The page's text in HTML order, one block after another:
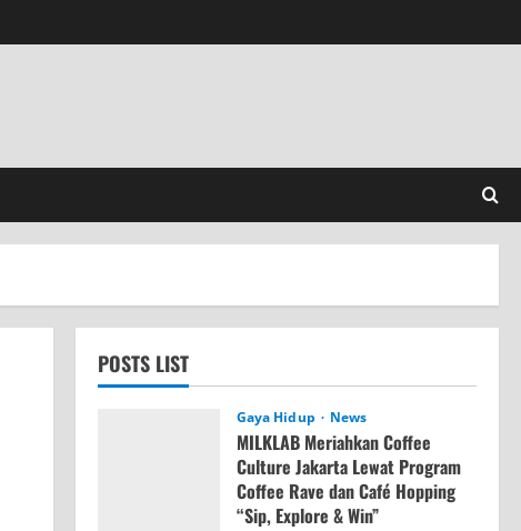
POSTS LIST
Gaya Hidup News
MILKLAB Meriahkan Coffee
Culture Jakarta Lewat Program
Coffee Rave dan Café Hopping
“Sip, Explore & Win”